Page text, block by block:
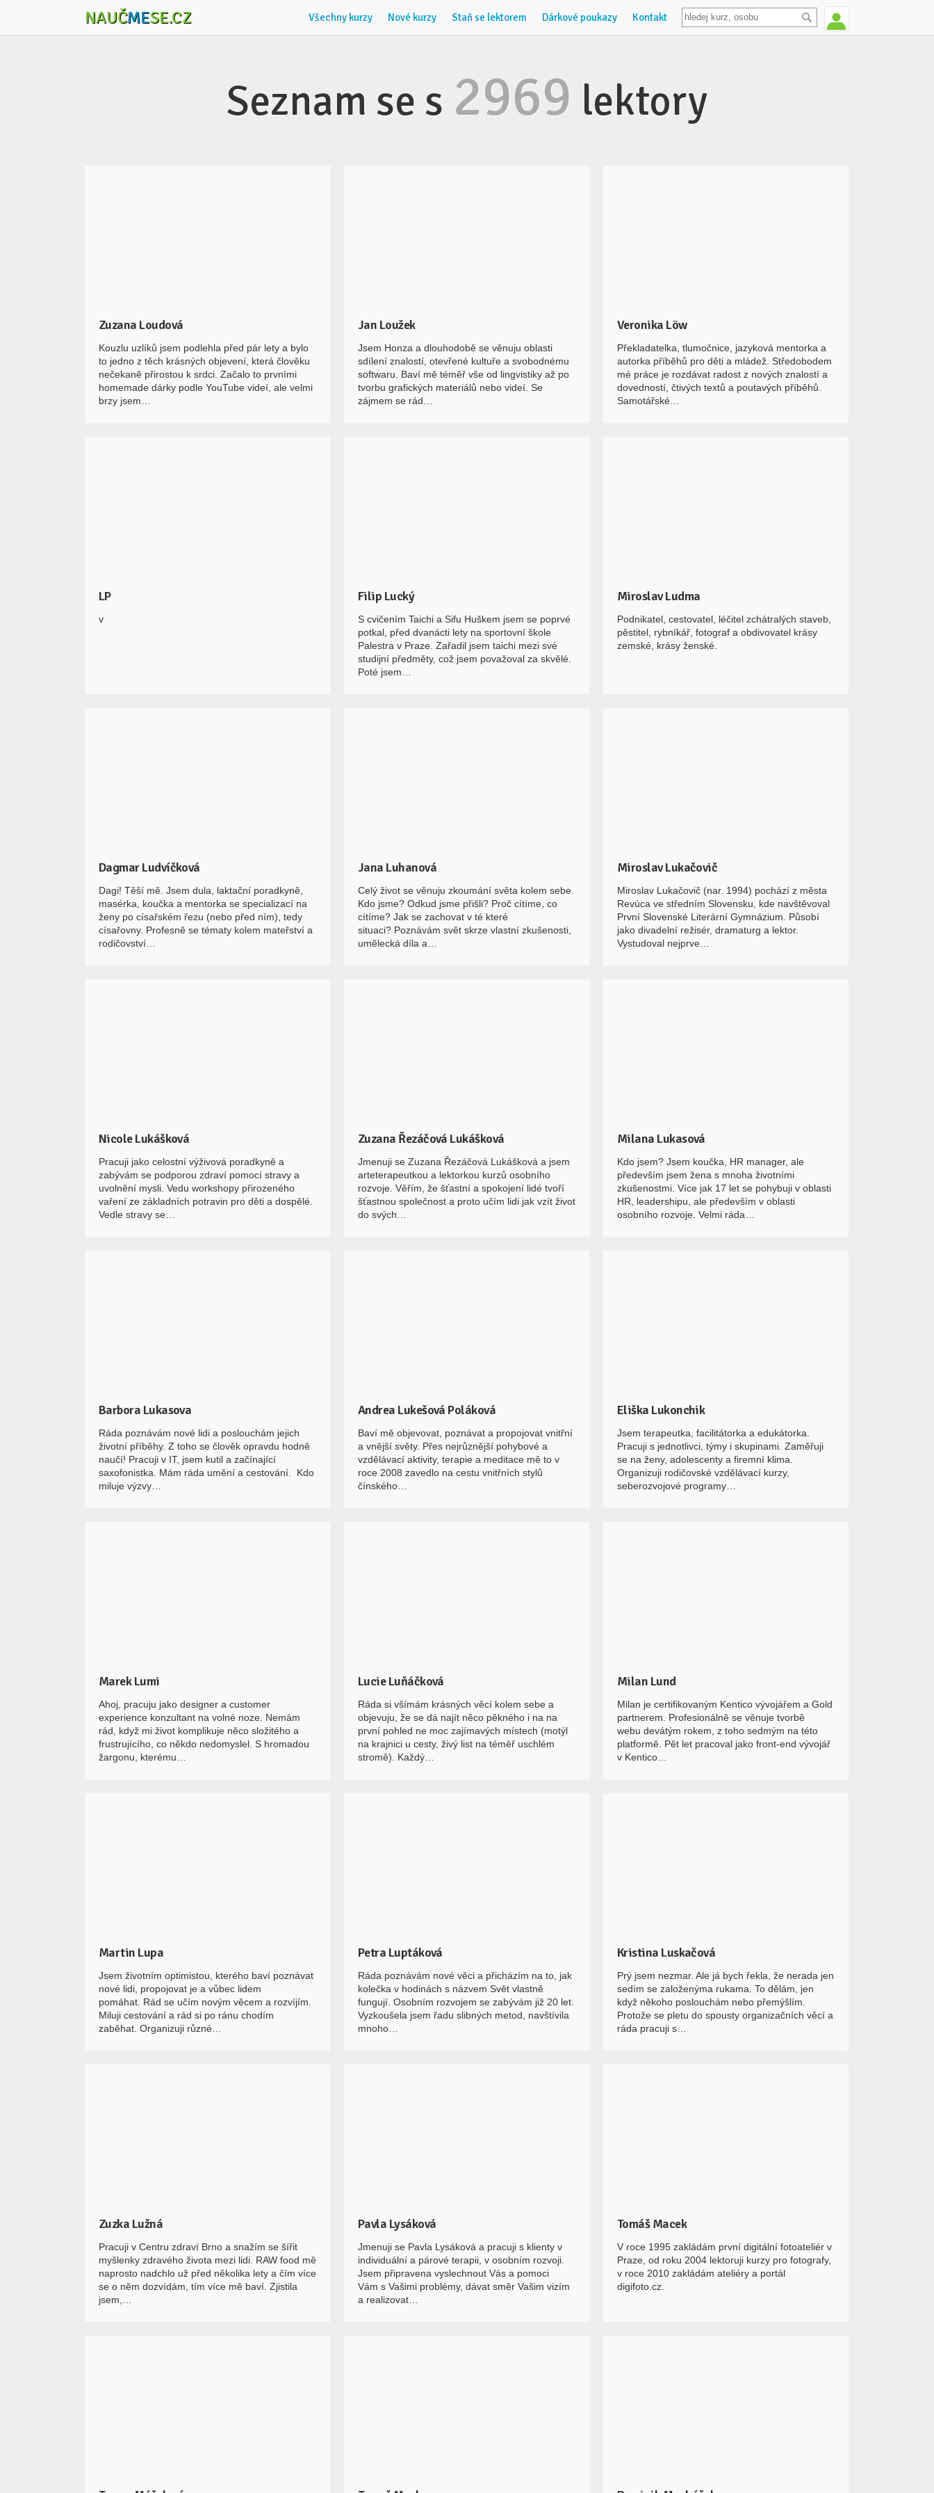
NAUČMESE.CZ Všechny kurzy Nové kurzy Staň se lektorem Dárkové poukazy Kontakt
Seznam se s 2969 lektory
Zuzana Loudová
Kouzlu uzlíků jsem podlehla před pár lety a bylo
to jedno z těch krásných objevení, která člověku
nečekaně přirostou k srdci. Začalo to prvními
homemade dárky podle YouTube videí, ale velmi
brzy jsem…
Jan Loužek
Jsem Honza a dlouhodobě se věnuju oblasti
sdílení znalostí, otevřené kultuře a svobodnému
softwaru. Baví mě téměř vše od lingvistiky až po
tvorbu grafických materiálů nebo videí. Se
zájmem se rád…
Veronika Löw
Překladatelka, tlumočnice, jazyková mentorka a
autorka příběhů pro děti a mládež. Středobodem
mé práce je rozdávat radost z nových znalostí a
dovedností, čtivých textů a poutavých příběhů.
Samotářské…
LP
v
Filip Lucký
S cvičením Taichi a Sifu Huškem jsem se poprvé
potkal, před dvanácti lety na sportovní škole
Palestra v Praze. Zařadil jsem taichi mezi své
studijní předměty, což jsem považoval za skvělé.
Poté jsem…
Miroslav Ludma
Podnikatel, cestovatel, léčitel zchátralých staveb,
pěstitel, rybníkář, fotograf a obdivovatel krásy
zemské, krásy ženské.
Dagmar Ludvíčková
Dagi! Těší mě. Jsem dula, laktační poradkyně,
masérka, koučka a mentorka se specializací na
ženy po císařském řezu (nebo před ním), tedy
císařovny. Profesně se tématy kolem mateřství a
rodičovství…
Jana Luhanová
Celý život se věnuju zkoumání světa kolem sebe.
Kdo jsme? Odkud jsme přišli? Proč cítíme, co
cítíme? Jak se zachovat v té které
situaci? Poznávám svět skrze vlastní zkušenosti,
umělecká díla a…
Miroslav Lukačovič
Miroslav Lukačovič (nar. 1994) pochází z města
Revúca ve středním Slovensku, kde navštěvoval
První Slovenské Literární Gymnázium. Působí
jako divadelní režisér, dramaturg a lektor.
Vystudoval nejprve…
Nicole Lukášková
Pracuji jako celostní výživová poradkyně a
zabývám se podporou zdraví pomocí stravy a
uvolnění mysli. Vedu workshopy přirozeného
vaření ze základních potravin pro děti a dospělé.
Vedle stravy se…
Zuzana Řezáčová Lukášková
Jmenuji se Zuzana Řezáčová Lukášková a jsem
arteterapeutkou a lektorkou kurzů osobního
rozvoje. Věřím, že šťastní a spokojení lidé tvoří
šťastnou společnost a proto učím lidi jak vzít život
do svých…
Milana Lukasová
Kdo jsem? Jsem koučka, HR manager, ale
především jsem žena s mnoha životními
zkušenostmi. Více jak 17 let se pohybuji v oblasti
HR, leadershipu, ale především v oblasti
osobního rozvoje. Velmi ráda…
Barbora Lukasova
Ráda poznávám nové lidi a poslouchám jejich
životní příběhy. Z toho se člověk opravdu hodně
naučí! Pracuji v IT, jsem kutil a začínající
saxofonistka. Mám ráda umění a cestování. Kdo
miluje výzvy…
Andrea Lukešová Poláková
Baví mě objevovat, poznávat a propojovat vnitřní
a vnější světy. Přes nejrůznější pohybové a
vzdělávací aktivity, terapie a meditace mě to v
roce 2008 zavedlo na cestu vnitřních stylů
čínského…
Eliška Lukonchik
Jsem terapeutka, facilitátorka a edukátorka.
Pracuji s jednotlivci, týmy i skupinami. Zaměřuji
se na ženy, adolescenty a firemní klima.
Organizuji rodičovské vzdělávací kurzy,
seberozvojové programy…
Marek Lumi
Ahoj, pracuju jako designer a customer
experience konzultant na volné noze. Nemám
rád, když mi život komplikuje něco složitého a
frustrujícího, co někdo nedomyslel. S hromadou
žargonu, kterému…
Lucie Luňáčková
Ráda si všímám krásných věcí kolem sebe a
objevuju, že se dá najít něco pěkného i na na
první pohled ne moc zajímavých místech (motýl
na krajnici u cesty, živý list na téměř uschlém
stromě). Každý…
Milan Lund
Milan je certifikovaným Kentico vývojářem a Gold
partnerem. Profesionálně se věnuje tvorbě
webu devátým rokem, z toho sedmým na této
platformě. Pět let pracoval jako front-end vývojář
v Kentico…
Martin Lupa
Jsem životním optimistou, kterého baví poznávat
nové lidi, propojovat je a vůbec lidem
pomáhat. Rád se učím novým věcem a rozvíjím.
Miluji cestování a rád si po ránu chodím
zaběhat. Organizuji různé…
Petra Luptáková
Ráda poznávám nové věci a přicházím na to, jak
kolečka v hodinách s názvem Svět vlastně
fungují. Osobním rozvojem se zabývám již 20 let.
Vyzkoušela jsem řadu slibných metod, navštívila
mnoho…
Kristina Luskačová
Prý jsem nezmar. Ale já bych řekla, že nerada jen
sedím se založenýma rukama. To dělám, jen
když někoho poslouchám nebo přemýšlím.
Protože se pletu do spousty organizačních věcí a
ráda pracuji s…
Zuzka Lužná
Pracuji v Centru zdraví Brno a snažím se šířit
myšlenky zdravého života mezi lidi. RAW food mě
naprosto nadchlo už před několika lety a čím více
se o něm dozvídám, tím více mě baví. Zjistila
jsem,…
Pavla Lysáková
Jmenuji se Pavla Lysáková a pracuji s klienty v
individuální a párové terapii, v osobním rozvoji.
Jsem připravena vyslechnout Vás a pomoci
Vám s Vašimi problémy, dávat směr Vašim vizím
a realizovat…
Tomáš Macek
V roce 1995 zakládám první digitální fotoateliér v
Praze, od roku 2004 lektoruji kurzy pro fotografy,
v roce 2010 zakládám ateliéry a portál
digifoto.cz.